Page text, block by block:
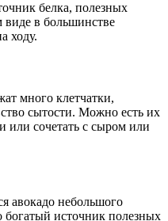
белка, полезных
в большинстве
ходу.
много клетчатки,
сытости. Можно есть их
или сочетать с сыром или
авокадо небольшого
богатый источник полезных